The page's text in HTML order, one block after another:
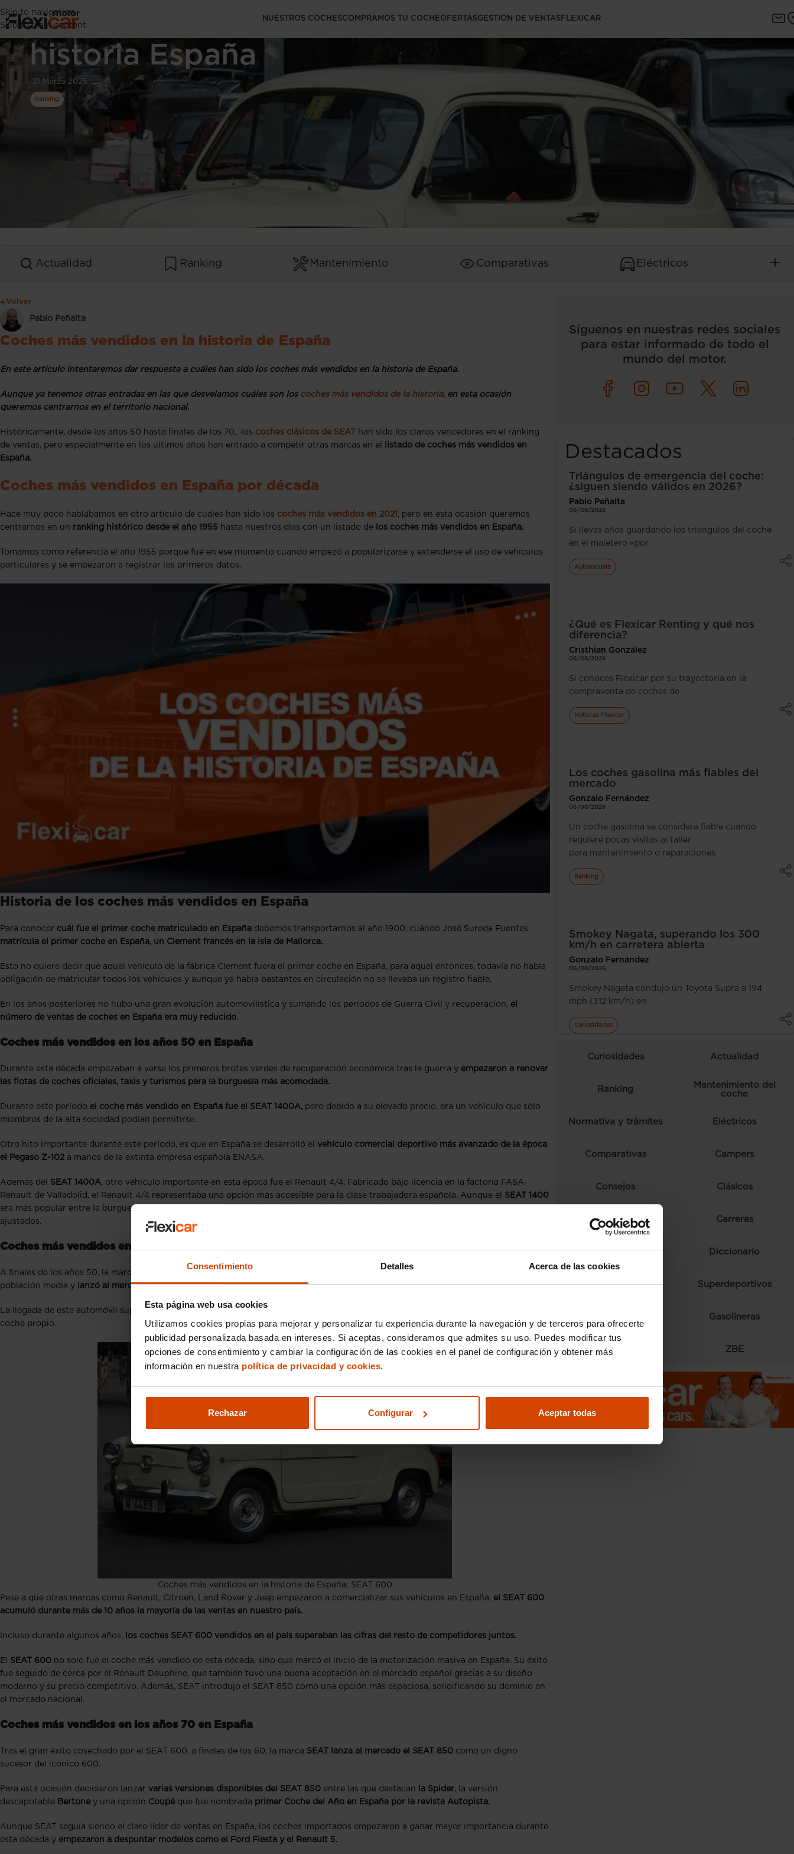
Consentimiento Detalles Acerca de las cookies
Esta página web usa cookies
Utilizamos cookies propias para mejorar y personalizar tu experiencia durante la navegación y de terceros para ofrecerte
publicidad personalizada basada en intereses. Si aceptas, consideramos que admites su uso. Puedes modificar tus
opciones de consentimiento y cambiar la configuración de las cookies en el panel de configuración y obtener más
información en nuestra política de privacidad y cookies.
Rechazar Configurar Aceptar todas
Skip to navigation
Skip to main content
NUESTROS COCHESCOMPRAMOS TU COCHEOFERTASGESTION DE VENTASFLEXICAR
Coches más vendidos en la
historia España
21 Marzo 2025
Ranking
Actualidad Ranking Mantenimiento Comparativas Eléctricos
Volver
Pablo Peñalta
Coches más vendidos en la historia de España
En este artículo intentaremos dar respuesta a cuáles han sido los coches más vendidos en la historia de España.
Aunque ya tenemos otras entradas en las que desvelamos cuáles son los coches más vendidos de la historia, en esta ocasión
queremos centrarnos en el territorio nacional.
Históricamente, desde los años 50 hasta finales de los 70, los coches clásicos de SEAT
han sido los claros vencedores en el ránking
de ventas, pero especialmente en los últimos años han entrado a competir otras marcas en el
listado de coches más vendidos en
España.
Coches más vendidos en España por década
Hace muy poco hablábamos en otro artículo de cuáles han sido los coches más vendidos en 2021 , pero en esta ocasión queremos
centrarnos en un ranking histórico desde el año 1955 hasta nuestros días con un listado de los coches más vendidos en España.
Tomamos como referencia el año 1955 porque fue en ese momento cuando empezó a popularizarse y extenderse el uso de vehículos
particulares y se empezaron a registrar los primeros datos.
Historia de los coches más vendidos en España
Para conocer cuál fue el primer coche matriculado en España debemos transportarnos al año 1900, cuándo José Sureda Fuentes
matrícula el primer coche en España, un Clement francés en la isla de Mallorca.
Esto no quiere decir que aquel vehículo de la fábrica Clement fuera el primer coche en España, para aquel entonces, todavía no había
obligación de matricular todos los vehículos y aunque ya había bastantes en circulación no se llevaba un registro fiable.
En los años posteriores no hubo una gran evolución automovilística y sumando los períodos de Guerra Civil y recuperación, el
número de ventas de coches en España era muy reducido.
Coches más vendidos en los años 50 en España
Durante esta década empezaban a verse los primeros brotes verdes de recuperación económica tras la guerra y empezaron a renovar
las flotas de coches oficiales, taxis y turismos para la burguesía más acomodada.
Durante este período el coche más vendido en España fue el SEAT 1400A, pero debido a su elevado precio, era un vehículo que sólo
miembros de la alta sociedad podían permitirse.
Otro hito importante durante este período, es que en España se desarrolló el vehículo comercial deportivo más avanzado de la época
el Pegaso Z-102 a manos de la extinta empresa española ENASA.
Además del SEAT 1400A, otro vehículo importante en esta época fue el Renault 4/4. Fabricado bajo licencia en la factoría FASA-
Renault de Valladolid, el Renault 4/4 representaba una opción más accesible para la clase trabajadora española. Aunque el SEAT 1400
era más popular entre la burguesía, el Renault 4/4 ofrecía una alternativa económica y práctica para aquellos con presupuestos más
ajustados.
Coches más vendidos en los años 60 en España
A finales de los años 50, la marca de coches SEAT decidió crear un vehículo utilitario a un precio mucho más asequible para la
población media y
lanzó al mercado el SEAT 600.
La llegada de este automóvil supuso toda una revolución social ya que permitió a miles de españoles disfrutar por primera vez de un
coche propio.
Coches más vendidos en la historia de España: SEAT 600
Pese a que otras marcas como Renault, Citroen, Land Rover y Jeep empezaron a comercializar sus vehículos en España, el SEAT 600
acumuló durante más de 10 años la mayoría de las ventas en nuestro país.
Incluso durante algunos años, los coches SEAT 600 vendidos en el país superaban las cifras del resto de competidores juntos.
El SEAT 600 no solo fue el coche más vendido de esta década, sino que marcó el inicio de la motorización masiva en España. Su éxito
fue seguido de cerca por el Renault Dauphine, que también tuvo una buena aceptación en el mercado español gracias a su diseño
moderno y su precio competitivo. Además, SEAT introdujo el SEAT 850 como una opción más espaciosa, solidificando su dominio en
el mercado nacional.
Coches más vendidos en los años 70 en España
Tras el gran éxito cosechado por el SEAT 600, a finales de los 60, la marca SEAT lanza al mercado el SEAT 850 como un digno
sucesor del icónico 600.
Para esta ocasión decidieron lanzar varias versiones disponibles del SEAT 850 entre las que destacan la Spider, la versión
descapotable Bertone y una opción Coupé que fue nombrada primer Coche del Año en España por la revista Autopista.
Aunque SEAT seguía siendo el claro líder de ventas en España, los coches importados empezaron a ganar mayor importancia durante
esta década y empezaron a despuntar modelos como el Ford Fiesta y el Renault 5.
Síguenos en nuestras redes sociales
para estar informado de todo el
mundo del motor.
Destacados
Triángulos de emergencia del coche:
¿siguen siendo válidos en 2026?
Pablo Peñalta
06/08/2026
Si llevas años guardando los triángulos del coche
en el maletero «por
Autoescuela
¿Qué es Flexicar Renting y qué nos
diferencia?
Cristhian González
06/08/2026
Si conoces Flexicar por su trayectoria en la
compraventa de coches de
Noticias Flexicar
Los coches gasolina más fiables del
mercado
Gonzalo Fernández
06/08/2026
Un coche gasolina se considera fiable cuando
requiere pocas visitas al taller
para mantenimiento o reparaciones
Ranking
Smokey Nagata, superando los 300
km/h en carretera abierta
Gonzalo Fernández
06/08/2026
Smokey Nagata condujo un Toyota Supra a 194
mph (312 km/h) en
Curiosidades
Curiosidades Actualidad
Ranking
Mantenimiento del
coche
Normativa y trámites Eléctricos
Comparativas Campers
Consejos Clásicos
Autoescuela Carreras
Ferias y eventos Diccionario
Fórmula 1 Superdeportivos
Gasolineras
Radares ZBE